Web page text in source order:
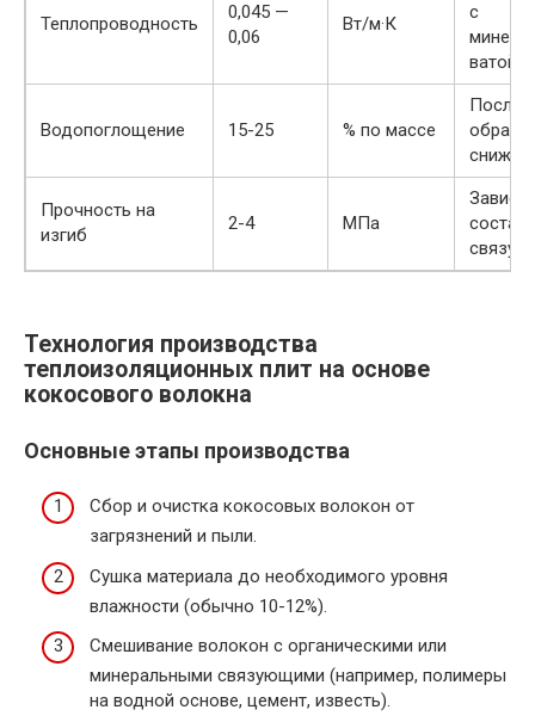
Теплопроводность
0,045 —
0,06
Вт/м·К
с
ватой
Водопоглощение 15-25 % по массе
После
Прочность на
изгиб
2-4 МПа
состава
Технология производства
теплоизоляционных плит на основе
кокосового волокна
Основные этапы производства
Сбор и очистка кокосовых волокон от
загрязнений и пыли.
Сушка материала до необходимого уровня
влажности (обычно 10-12%).
Смешивание волокон с органическими или
минеральными связующими (например, полимеры
на водной основе, цемент, известь).